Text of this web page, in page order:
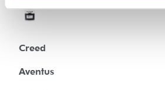
Creed
Aventus